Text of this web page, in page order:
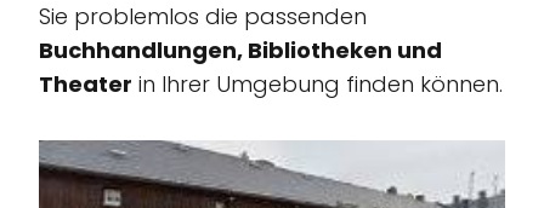
Sie problemlos die passenden
Buchhandlungen, Bibliotheken und
Theater in Ihrer Umgebung finden können.